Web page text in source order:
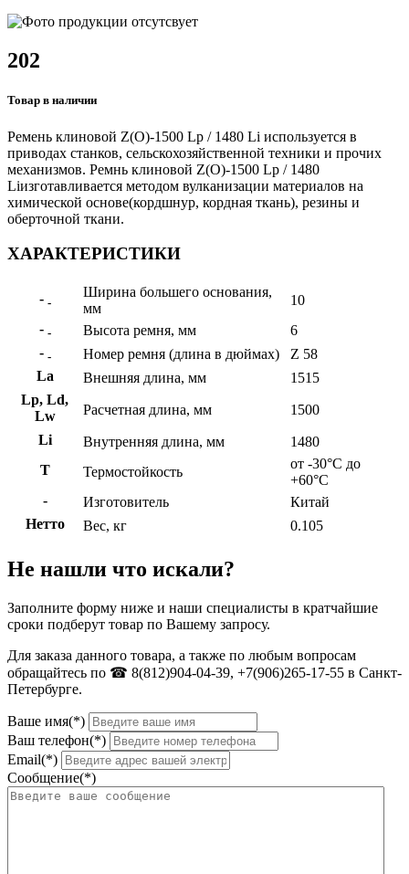
202
Товар в наличии
Ремень клиновой Z(О)-1500 Lp / 1480 Li используется в
приводах станков, сельскохозяйственной техники и прочих
механизмов. Ремнь клиновой Z(О)-1500 Lp / 1480
Liизготавливается методом вулканизации материалов на
химической основе(кордшнур, кордная ткань), резины и
оберточной ткани.
ХАРАКТЕРИСТИКИ
- -
Ширина большего основания,
мм
10
- - Высота ремня, мм
6
- - Номер ремня (длина в дюймах)
Z 58
La
Внешняя длина, мм
1515
Lp, Ld,
Lw
Расчетная длина, мм
1500
Li
Внутренняя длина, мм
1480
Т
Термостойкость
от -30°С до
+60°С
-
Изготовитель
Китай
Нетто
Вес, кг 0.105
Не нашли что искали?
Заполните форму ниже и наши специалисты в кратчайшие
сроки подберут товар по Вашему запросу.
Для заказа данного товара, а также по любым вопросам
обращайтесь по ☎ 8(812)904-04-39, +7(906)265-17-55 в Санкт-
Петербурге.
Ваше имя(*)
Ваш телефон(*)
Email(*)
Сообщение(*)